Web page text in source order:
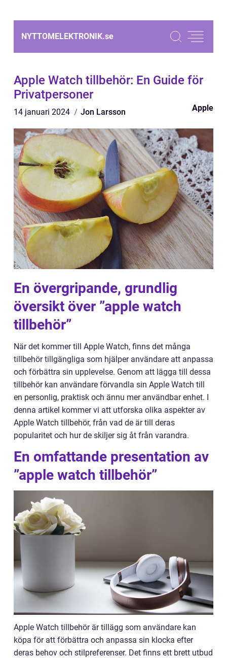
NYTTOMELEKTRONIK.se
Apple Watch tillbehör: En Guide för
Privatpersoner
14 januari 2024 Jon Larsson Apple
En övergripande, grundlig
översikt över ”apple watch
tillbehör”
När det kommer till Apple Watch, finns det många
tillbehör tillgängliga som hjälper användare att anpassa
och förbättra sin upplevelse. Genom att lägga till dessa
tillbehör kan användare förvandla sin Apple Watch till
en personlig, praktisk och ännu mer användbar enhet. I
denna artikel kommer vi att utforska olika aspekter av
Apple Watch tillbehör, från vad de är till deras
popularitet och hur de skiljer sig åt från varandra.
En omfattande presentation av
”apple watch tillbehör”
Apple Watch tillbehör är tillägg som användare kan
köpa för att förbättra och anpassa sin klocka efter
deras behov och stilpreferenser. Det finns ett brett utbud